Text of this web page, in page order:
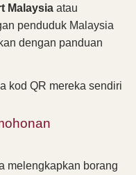
Malaysiaatau
penduduk Malaysia
dengan panduan
kod QR mereka sendiri
melengkapkan borang